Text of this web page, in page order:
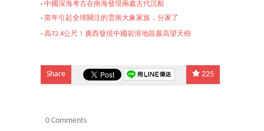
‧ 中國深海考古在南海發現兩處古代沉船
‧ 當年引起全球關注的雲南大象家族，分家了
‧ 高72.4公尺！廣西發現中國岩溶地區最高望天樹
Share 225
0 Comments